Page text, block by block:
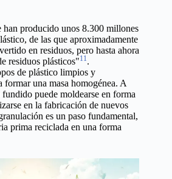
han producido unos 8.300 millones
de las que aproximadamente
en residuos, pero hasta ahora
residuos plásticos"11 .
de plástico limpios y
formar una masa homogénea. A
puede moldearse en forma
en la fabricación de nuevos
es un paso fundamental,
prima reciclada en una forma